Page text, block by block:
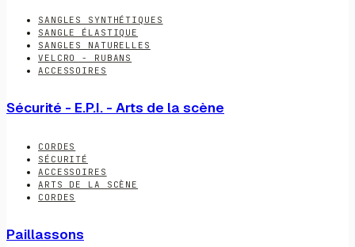
SANGLES SYNTHÉTIQUES
SANGLE ÉLASTIQUE
SANGLES NATURELLES
VELCRO - RUBANS
ACCESSOIRES
Sécurité - E.P.I. - Arts de la scène
CORDES
SÉCURITÉ
ACCESSOIRES
ARTS DE LA SCÈNE
CORDES
Paillassons